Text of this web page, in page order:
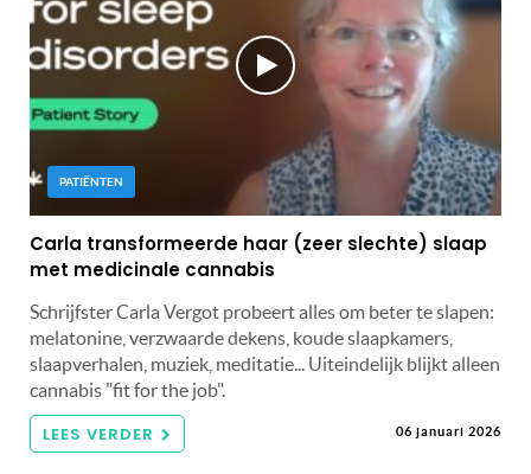
PATIËNTEN
Carla transformeerde haar (zeer slechte) slaap
met medicinale cannabis
Schrijfster Carla Vergot probeert alles om beter te slapen:
melatonine, verzwaarde dekens, koude slaapkamers,
slaapverhalen, muziek, meditatie... Uiteindelijk blijkt alleen
cannabis "fit for the job".
LEES VERDER 06 januari 2026